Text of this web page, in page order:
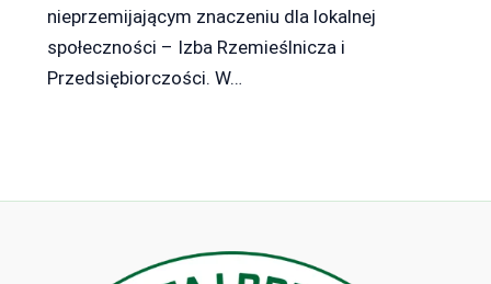
nieprzemijającym znaczeniu dla lokalnej
społeczności – Izba Rzemieślnicza i
Przedsiębiorczości. W…